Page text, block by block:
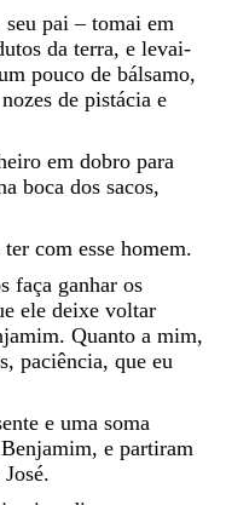
seu pai– tomai em
da terra, e levai-
pouco de bálsamo,
nozes de pistácia e
em dobro para
boca dos sacos,
ter com esse homem.
faça ganhar os
ele deixe voltar
. Quanto a mim,
, paciência, que eu
e uma soma
Benjamim, e partiram
José.